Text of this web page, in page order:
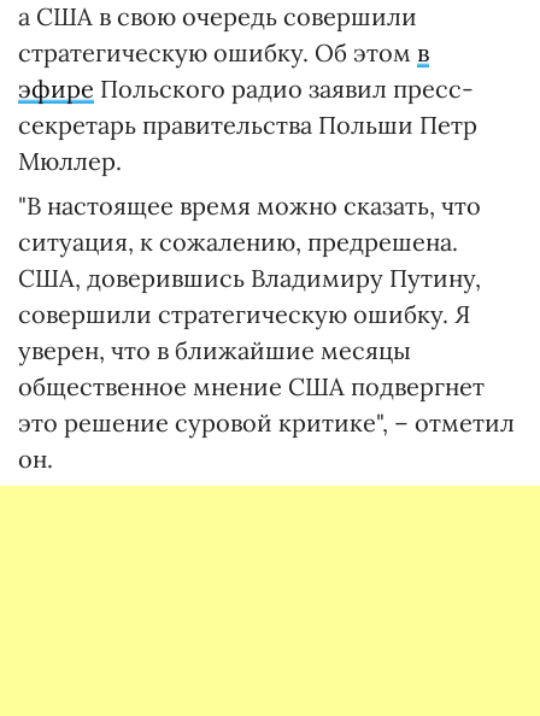
а США в свою очередь совершили
стратегическую ошибку. Об этом в
эфире Польского радио заявил пресс-
секретарь правительства Польши Петр
Мюллер.
"В настоящее время можно сказать, что
ситуация, к сожалению, предрешена.
США, доверившись Владимиру Путину,
совершили стратегическую ошибку. Я
уверен, что в ближайшие месяцы
общественное мнение США подвергнет
это решение суровой критике", – отметил
он.